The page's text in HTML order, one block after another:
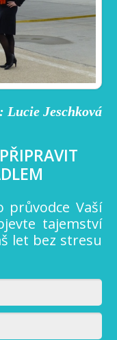
Lucie Jeschková
průvodce Vaší
tajemství
let bez stresu